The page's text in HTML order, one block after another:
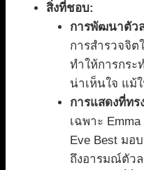
สิ่งที่ชอบ:
การพัฒนาตัว
การสำรวจจิต
ทำให้การกระ
น่าเห็นใจ แม้
การแสดงที่ทร
เฉพาะ Emma
Eve Best มอ
ถึงอารมณ์ตัวล